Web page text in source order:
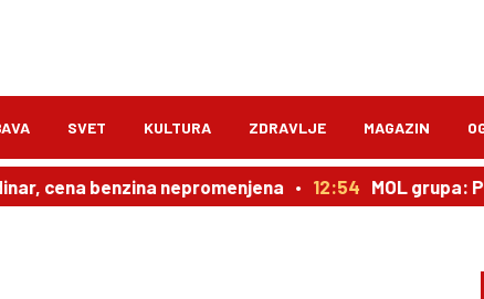
SVET KULTURA ZDRAVLJE MAGAZIN
benzina nepromenjena 12:54 MOL grupa: